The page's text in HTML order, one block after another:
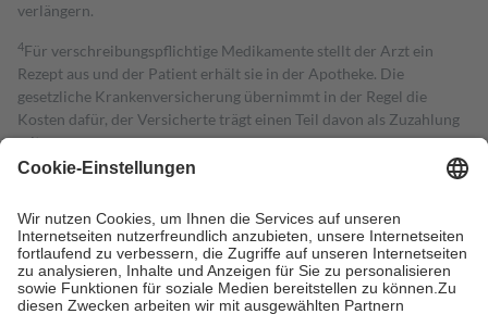
verlängern.
4Für verschreibungspflichtige Medikamente stellt der Arzt ein
Rezept aus und der Patient erhält sie in der Apotheke. Die
gesetzliche Krankenversicherung übernimmt in der Regel die
Kosten dafür, der Versicherte trägt einen Teil davon als Zuzahlung
mit.
Grundsätzlich leisten Mitglieder Zuzahlungen in Höhe von zehn
höchstens zehn Euro.
Es sind jedoch nie mehr als die tatsächlichen
Kosten der Leistung zu entrichten.
Diese Regeln gelten grundsätzlich auch für Online-Apotheken.
Bei Heilmitteln und häuslicher Krankenpflege beträgt die
Zuzahlung zehn Prozent der Kosten sowie zehn Euro je